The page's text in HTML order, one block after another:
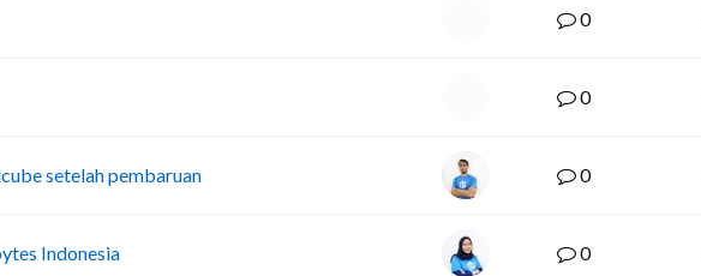
0
0
setelah pembaruan 0
Indonesia 0